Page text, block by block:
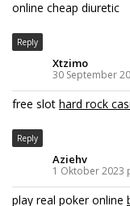
online cheap diuretic
Reply
Xtzimo
30 September
free slot hard rock
Reply
Aziehv
1 Oktober 2023
play real poker online